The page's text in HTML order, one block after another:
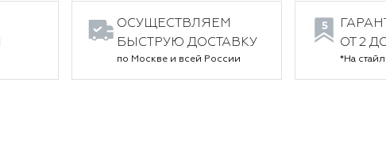
ОСУЩЕСТВЛЯЕМ
БЫСТРУЮ ДОСТАВКУ
по Москве и всей России
ОТ 2
*На